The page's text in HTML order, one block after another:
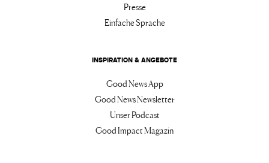
Presse
Einfache Sprache
INSPIRATION & ANGEBOTE
Good News App
Good News Newsletter
Unser Podcast
Good Impact Magazin